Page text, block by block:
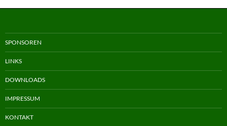
SPONSOREN
LINKS
DOWNLOADS
IMPRESSUM
KONTAKT